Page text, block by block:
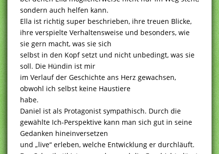
sondern auch helfen kann.
Ella ist richtig super beschrieben, ihre treuen Blicke,
ihre verspielte Verhaltensweise und besonders, wie
sie gern macht, was sie sich
selbst in den Kopf setzt und nicht unbedingt, was sie
soll. Die Hündin ist mir
im Verlauf der Geschichte ans Herz gewachsen,
obwohl ich selbst keine Haustiere
habe.
Daniel ist als Protagonist sympathisch. Durch die
gewählte Ich-Perspektive kann man sich gut in seine
Gedanken hineinversetzen
und „live“ erleben, welche Entwicklung er durchläuft.